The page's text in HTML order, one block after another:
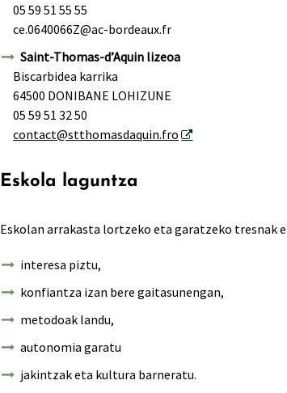
05 59 51 55 55
ce.0640066Z@ac-bordeaux.fr
Saint-Thomas-d’Aquin lizeoa
Biscarbidea karrika
64500 DONIBANE LOHIZUNE
05 59 51 32 50
contact@stthomasdaquin.fro
Eskola laguntza
Eskolan arrakasta lortzeko eta garatzeko tresnak
interesa piztu,
konfiantza izan bere gaitasunengan,
metodoak landu,
autonomia garatu
jakintzak eta kultura barneratu.